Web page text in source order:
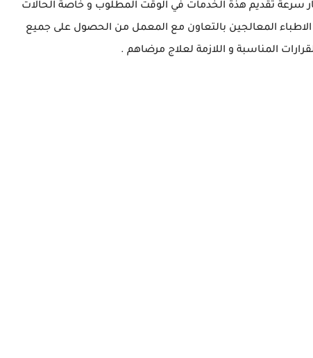
سرعة تقديم هذة الخدمات في الوقت المطلوب و خاصة الحالات
الاطباء المعالجين بالتعاون مع المعمل من الحصول على جميع
المناسبة و اللازمة لعلاج مرضاهم .